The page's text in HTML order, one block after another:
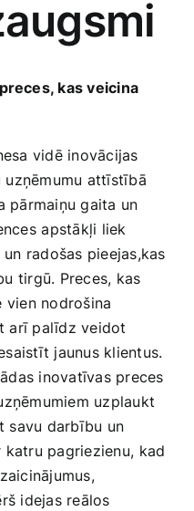
kas veicina
vidē inovācijas
attīstībā
pārmaiņu gaita un
⁢apstākļi liek
radošas pieejas,kas
tirgū. Preces,⁢ kas
vien nodrošina
arī palīdz veidot
jaunus klientus.
inovatīvas preces
uzplaukt
savu darbību un
pagriezienu, ⁣kad
idejas reālos